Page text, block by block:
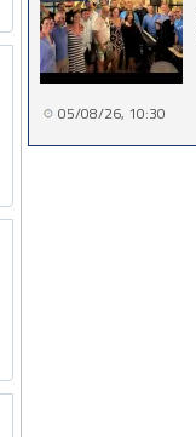
05/08/26, 10:30